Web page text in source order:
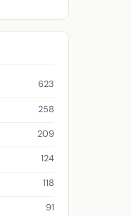
623
258
209
124
118
91